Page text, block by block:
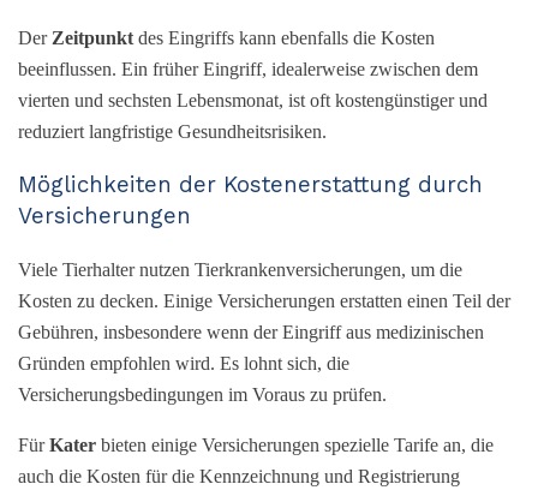
Der Zeitpunkt des Eingriffs kann ebenfalls die Kosten
beeinflussen. Ein früher Eingriff, idealerweise zwischen dem
vierten und sechsten Lebensmonat, ist oft kostengünstiger und
reduziert langfristige Gesundheitsrisiken.
Möglichkeiten der Kostenerstattung durch
Versicherungen
Viele Tierhalter nutzen Tierkrankenversicherungen, um die
Kosten zu decken. Einige Versicherungen erstatten einen Teil der
Gebühren, insbesondere wenn der Eingriff aus medizinischen
Gründen empfohlen wird. Es lohnt sich, die
Versicherungsbedingungen im Voraus zu prüfen.
FürKater bieten einige Versicherungen spezielle Tarife an, die
auch die Kosten für die Kennzeichnung und Registrierung